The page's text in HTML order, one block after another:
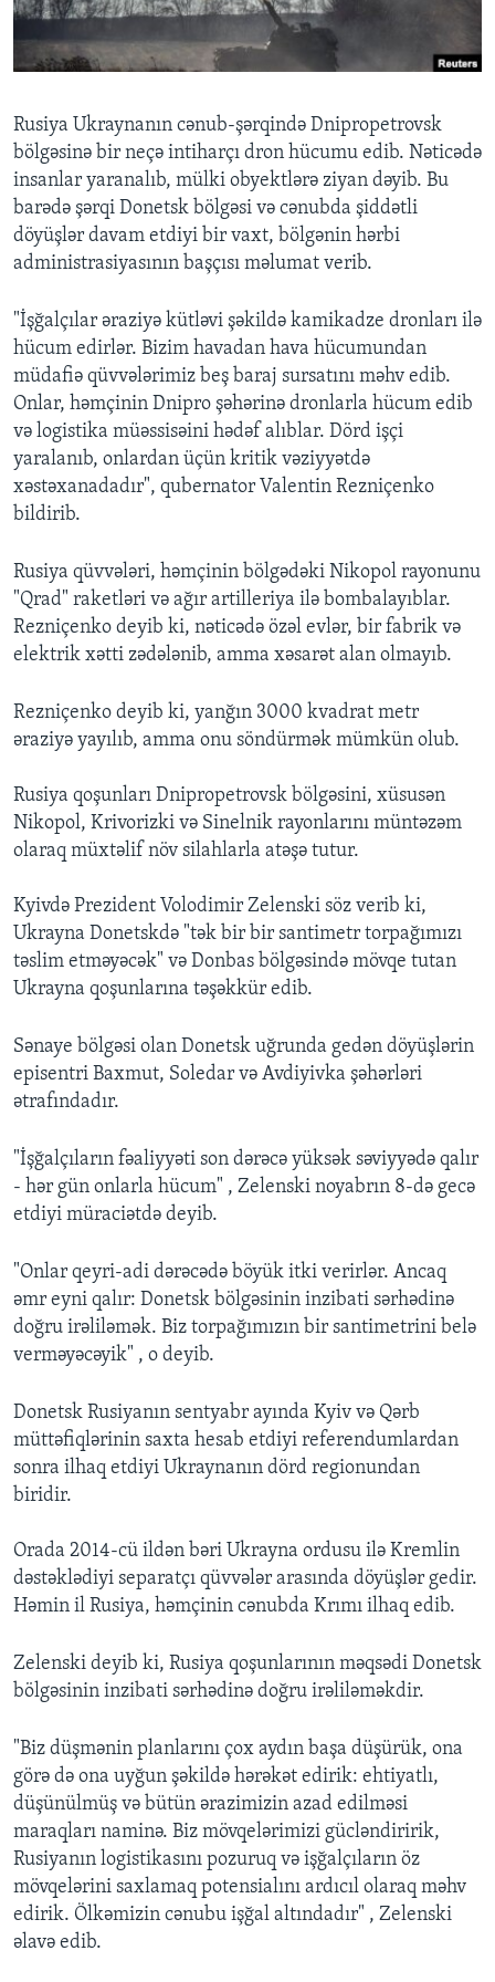
BIZI IZLƏYIN
Dillər
Rusiya Ukraynanın cənub-şərqində Dnipropetrovsk
bölgəsinə bir neçə intiharçı dron hücumu edib. Nəticədə
insanlar yaranalıb, mülki obyektlərə ziyan dəyib. Bu
barədə şərqi Donetsk bölgəsi və cənubda şiddətli
döyüşlər davam etdiyi bir vaxt, bölgənin hərbi
administrasiyasının başçısı məlumat verib.
"İşğalçılar əraziyə kütləvi şəkildə kamikadze dronları ilə
hücum edirlər. Bizim havadan hava hücumundan
müdafiə qüvvələrimiz beş baraj sursatını məhv edib.
Onlar, həmçinin Dnipro şəhərinə dronlarla hücum edib
və logistika müəssisəini hədəf alıblar. Dörd işçi
yaralanıb, onlardan üçün kritik vəziyyətdə
xəstəxanadadır", qubernator Valentin Rezniçenko
bildirib.
Rusiya qüvvələri, həmçinin bölgədəki Nikopol rayonunu
"Qrad" raketləri və ağır artilleriya ilə bombalayıblar.
Rezniçenko deyib ki, nəticədə özəl evlər, bir fabrik və
elektrik xətti zədələnib, amma xəsarət alan olmayıb.
Rezniçenko deyib ki, yanğın 3000 kvadrat metr
əraziyə yayılıb, amma onu söndürmək mümkün olub.
Rusiya qoşunları Dnipropetrovsk bölgəsini, xüsusən
Nikopol, Krivorizki və Sinelnik rayonlarını müntəzəm
olaraq müxtəlif növ silahlarla atəşə tutur.
Kyivdə Prezident Volodimir Zelenski söz verib ki,
Ukrayna Donetskdə "tək bir bir santimetr torpağımızı
təslim etməyəcək" və Donbas bölgəsində mövqe tutan
Ukrayna qoşunlarına təşəkkür edib.
Sənaye bölgəsi olan Donetsk uğrunda gedən döyüşlərin
episentri Baxmut, Soledar və Avdiyivka şəhərləri
ətrafındadır.
"İşğalçıların fəaliyyəti son dərəcə yüksək səviyyədə qalır
- hər gün onlarla hücum" , Zelenski noyabrın 8-də gecə
etdiyi müraciətdə deyib.
"Onlar qeyri-adi dərəcədə böyük itki verirlər. Ancaq
əmr eyni qalır: Donetsk bölgəsinin inzibati sərhədinə
doğru irəliləmək. Biz torpağımızın bir santimetrini belə
verməyəcəyik" , o deyib.
Donetsk Rusiyanın sentyabr ayında Kyiv və Qərb
müttəfiqlərinin saxta hesab etdiyi referendumlardan
sonra ilhaq etdiyi Ukraynanın dörd regionundan
biridir.
Orada 2014-cü ildən bəri Ukrayna ordusu ilə Kremlin
dəstəklədiyi separatçı qüvvələr arasında döyüşlər gedir.
Həmin il Rusiya, həmçinin cənubda Krımı ilhaq edib.
Zelenski deyib ki, Rusiya qoşunlarının məqsədi Donetsk
bölgəsinin inzibati sərhədinə doğru irəliləməkdir.
"Biz düşmənin planlarını çox aydın başa düşürük, ona
görə də ona uyğun şəkildə hərəkət edirik: ehtiyatlı,
düşünülmüş və bütün ərazimizin azad edilməsi
maraqları naminə. Biz mövqelərimizi gücləndiririk,
Rusiyanın logistikasını pozuruq və işğalçıların öz
mövqelərini saxlamaq potensialını ardıcıl olaraq məhv
edirik. Ölkəmizin cənubu işğal altındadır" , Zelenski
əlavə edib.